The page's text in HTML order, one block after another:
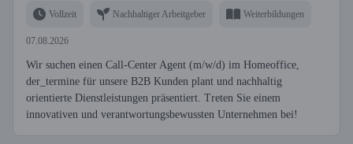
Vollzeit Nachhaltiger Arbeitgeber Weiterbildungen
07.08.2026
Wir suchen einen Call-Center Agent (m/w/d) im Homeoffice,
der_termine für unsere B2B Kunden plant und nachhaltig
orientierte Dienstleistungen präsentiert. Treten Sie einem
innovativen und verantwortungsbewussten Unternehmen bei!